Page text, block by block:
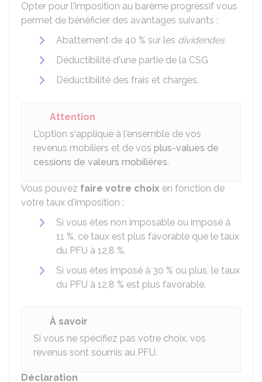
Opter pour l'imposition au barème progressif vous
permet de bénéficier des avantages suivants :
Abattement de 40 % sur les dividendes
Déductibilité d'une partie de la CSG
Déductibilité des frais et charges.
Attention
L'option s'applique à l'ensemble de vos
revenus mobiliers et de vos plus-values de
cessions de valeurs mobilières.
Vous pouvez faire votre choix en fonction de
votre taux d'imposition :
Si vous êtes non imposable ou imposé à
11 %, ce taux est plus favorable que le taux
du PFU à 12,8 %.
Si vous êtes imposé à 30 % ou plus, le taux
du PFU à 12,8 % est plus favorable.
À savoir
Si vous ne spécifiez pas votre choix, vos
revenus sont soumis au PFU.
Déclaration